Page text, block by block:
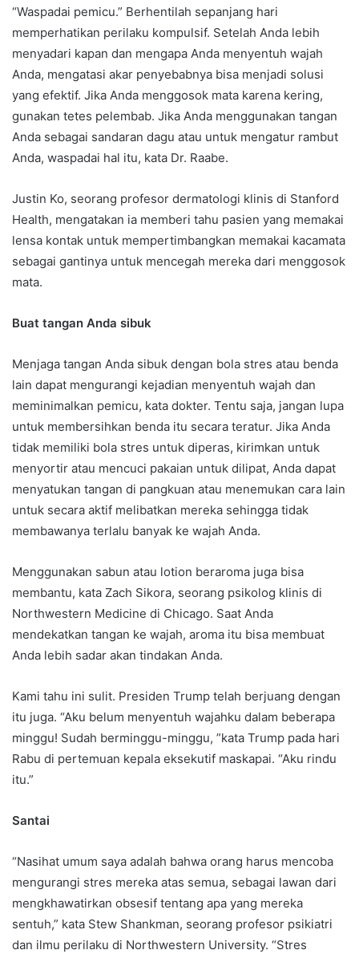
“Waspadai pemicu.” Berhentilah sepanjang hari
memperhatikan perilaku kompulsif. Setelah Anda lebih
menyadari kapan dan mengapa Anda menyentuh wajah
Anda, mengatasi akar penyebabnya bisa menjadi solusi
yang efektif. Jika Anda menggosok mata karena kering,
gunakan tetes pelembab. Jika Anda menggunakan tangan
Anda sebagai sandaran dagu atau untuk mengatur rambut
Anda, waspadai hal itu, kata Dr. Raabe.
Justin Ko, seorang profesor dermatologi klinis di Stanford
Health, mengatakan ia memberi tahu pasien yang memakai
lensa kontak untuk mempertimbangkan memakai kacamata
sebagai gantinya untuk mencegah mereka dari menggosok
mata.
Buat tangan Anda sibuk
Menjaga tangan Anda sibuk dengan bola stres atau benda
lain dapat mengurangi kejadian menyentuh wajah dan
meminimalkan pemicu, kata dokter. Tentu saja, jangan lupa
untuk membersihkan benda itu secara teratur. Jika Anda
tidak memiliki bola stres untuk diperas, kirimkan untuk
menyortir atau mencuci pakaian untuk dilipat, Anda dapat
menyatukan tangan di pangkuan atau menemukan cara lain
untuk secara aktif melibatkan mereka sehingga tidak
membawanya terlalu banyak ke wajah Anda.
Menggunakan sabun atau lotion beraroma juga bisa
membantu, kata Zach Sikora, seorang psikolog klinis di
Northwestern Medicine di Chicago. Saat Anda
mendekatkan tangan ke wajah, aroma itu bisa membuat
Anda lebih sadar akan tindakan Anda.
Kami tahu ini sulit. Presiden Trump telah berjuang dengan
itu juga. “Aku belum menyentuh wajahku dalam beberapa
minggu! Sudah berminggu-minggu, ”kata Trump pada hari
Rabu di pertemuan kepala eksekutif maskapai. “Aku rindu
itu.”
Santai
“Nasihat umum saya adalah bahwa orang harus mencoba
mengurangi stres mereka atas semua, sebagai lawan dari
mengkhawatirkan obsesif tentang apa yang mereka
sentuh,” kata Stew Shankman, seorang profesor psikiatri
dan ilmu perilaku di Northwestern University. “Stres